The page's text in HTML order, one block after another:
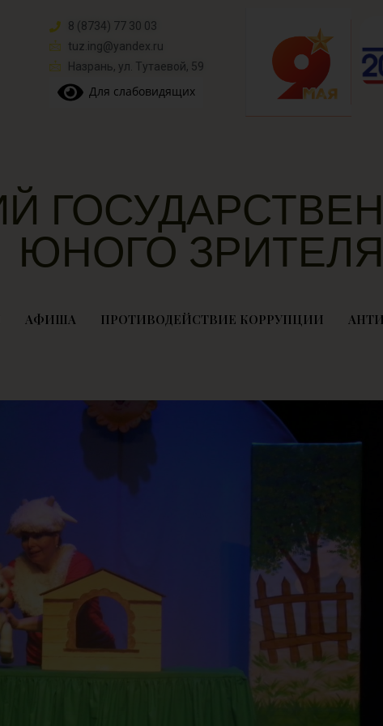
8 (8734) 77 30 03
tuz.ing@yandex.ru​
Назрань, ул. Тутаевой, 59
Для слабовидящих
ЮНОГО
АФИША ПРОТИВОДЕЙСТВИЕ КОРРУПЦИИ